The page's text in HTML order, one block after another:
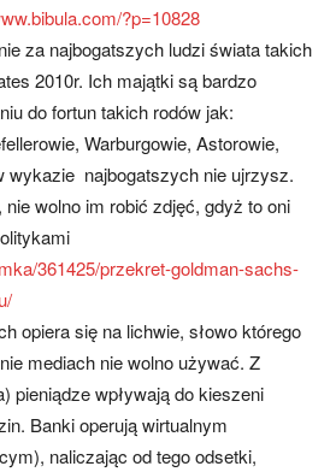
?p=10828
za najbogatszych ludzi świata takich
2010r. Ich majątki są bardzo
do fortun takich rodów jak:
Warburgowie, Astorowie,
wykazie najbogatszych nie ujrzysz.
wolno im robić zdjęć, gdyż to oni
361425/przekret-goldman-sachs-
opiera się na lichwie, słowo którego
mediach nie wolno używać. Z
pieniądze wpływają do kieszeni
Banki operują wirtualnym
naliczając od tego odsetki,